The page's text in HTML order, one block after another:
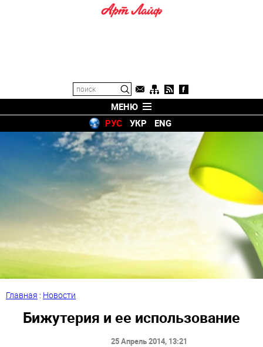
МЕНЮ
РУС
УКР ENG
Главная : Новости
Бижутерия и ее использование
25 Апрель 2014, 13:21